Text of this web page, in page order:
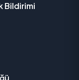
Bildirimi